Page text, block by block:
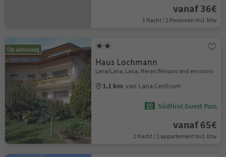
vanaf 36€
1 Nacht / 2 Personen Incl. btw
Op aanvraag
Haus Lochmann
Lana/Lana, Lana, Meran/Merano and environs
1.1 km van Lana Centrum
Südtirol Guest Pass
vanaf 65€
1 Nacht / 1 appartement Incl. btw